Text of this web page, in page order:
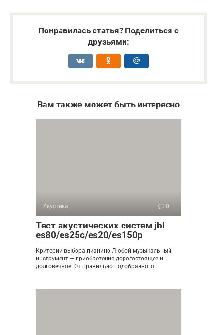
Понравилась статья? Поделиться с
друзьями:
Вам также может быть интересно
Акустика 0
Тест акустических систем jbl
es80/es25c/es20/es150p
Критерии выбора пианино Любой музыкальный
инструмент — приобретение дорогостоящее и
долговечное. От правильно подобранного